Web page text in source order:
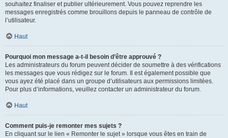
souhaitez finaliser et publier ultérieurement. Vous pouvez reprendre les
messages enregistrés comme brouillons depuis le panneau de contrôle de
l’utilisateur.
Haut
Pourquoi mon message a-t-il besoin d’être approuvé ?
Les administrateurs du forum peuvent décider de soumettre à des vérifications
les messages que vous rédigez sur le forum. Il est également possible que
vous ayez été placé dans un groupe d’utilisateurs aux permissions limitées.
Pour plus d’informations, veuillez contacter un administrateur du forum.
Haut
Comment puis-je remonter mes sujets ?
En cliquant sur le lien « Remonter le sujet » lorsque vous êtes en train de